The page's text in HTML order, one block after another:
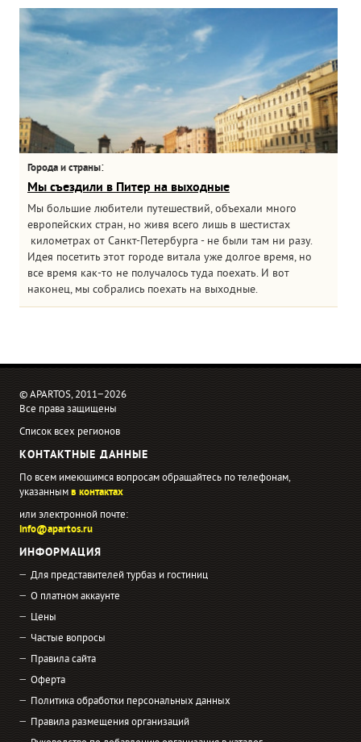
Города и страны:
Мы съездили в Питер на выходные
Мы большие любители путешествий, объехали много
европейских стран, но живя всего лишь в шестистах
километрах от Санкт-Петербурга - не были там ни разу.
Идея посетить этот городе витала уже долгое время, но
все время как-то не получалось туда поехать. И вот
наконец, мы собрались поехать на выходные.
© APARTOS, 2011−2026
Все права защищены
Список всех регионов
КОНТАКТНЫЕ ДАННЫЕ
По всем имеющимся вопросам обращайтесь по телефонам,
указаннымв контактах
или электронной почте:
info@apartos.ru
ИНФОРМАЦИЯ
Для представителей турбаз и гостиниц
О платном аккаунте
Цены
Частые вопросы
Правила сайта
Оферта
Политика обработки персональных данных
Правила размещения организаций